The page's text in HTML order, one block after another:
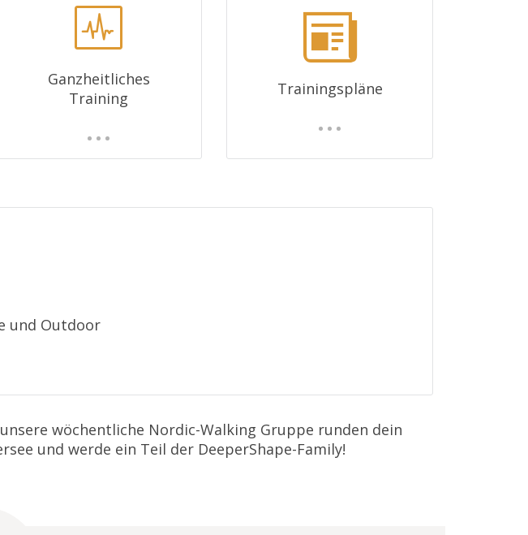
Ganzheitliches
Training
Trainingspläne
und Outdoor
wöchentliche Nordic-Walking Gruppe runden dein
und werde ein Teil der DeeperShape-Family!